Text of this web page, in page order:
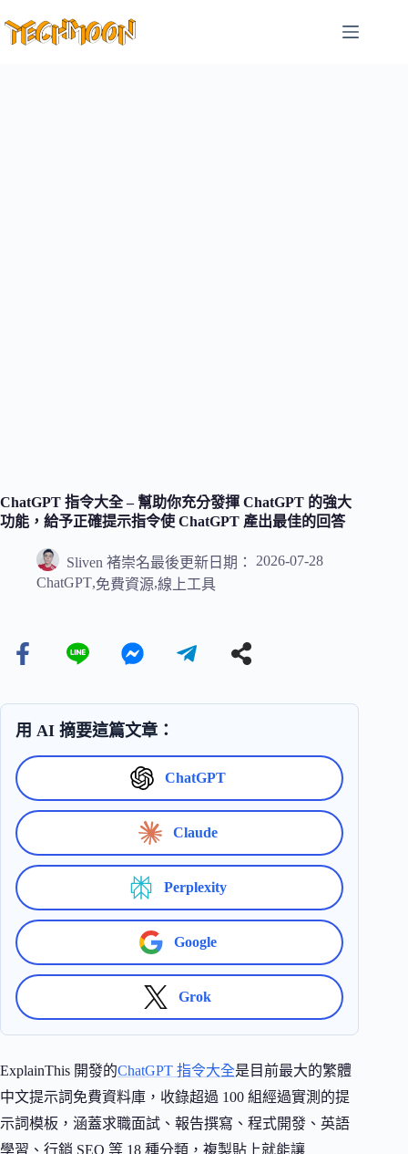
至
ChatGPT 指令大全 – 幫助你充分發揮 ChatGPT 的強大
功能，給予正確提示指令使 ChatGPT 產出最佳的回答
Sliven 褚崇名最後更新日期：
2026-07-28
ChatGPT,免費資源,線上工具
用 AI 摘要這篇文章：
ChatGPT
Claude
Perplexity
Google
Grok
ExplainThis 開發的ChatGPT 指令大全是目前最大的繁體
中文提示詞免費資料庫，收錄超過 100 組經過實測的提
示詞模板，涵蓋求職面試、報告撰寫、程式開發、英語
學習、行銷 SEO 等 18 種分類，複製貼上就能讓